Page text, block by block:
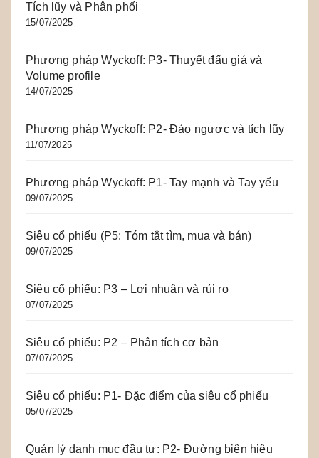
Tích lũy và Phân phối
15/07/2025
Phương pháp Wyckoff: P3- Thuyết đấu giá và
Volume profile
14/07/2025
Phương pháp Wyckoff: P2- Đảo ngược và tích lũy
11/07/2025
Phương pháp Wyckoff: P1- Tay mạnh và Tay yếu
09/07/2025
Siêu cổ phiếu (P5: Tóm tắt tìm, mua và bán)
09/07/2025
Siêu cổ phiếu: P3 – Lợi nhuận và rủi ro
07/07/2025
Siêu cổ phiếu: P2 – Phân tích cơ bản
07/07/2025
Siêu cổ phiếu: P1- Đặc điểm của siêu cổ phiếu
05/07/2025
Quản lý danh mục đầu tư: P2- Đường biên hiệu